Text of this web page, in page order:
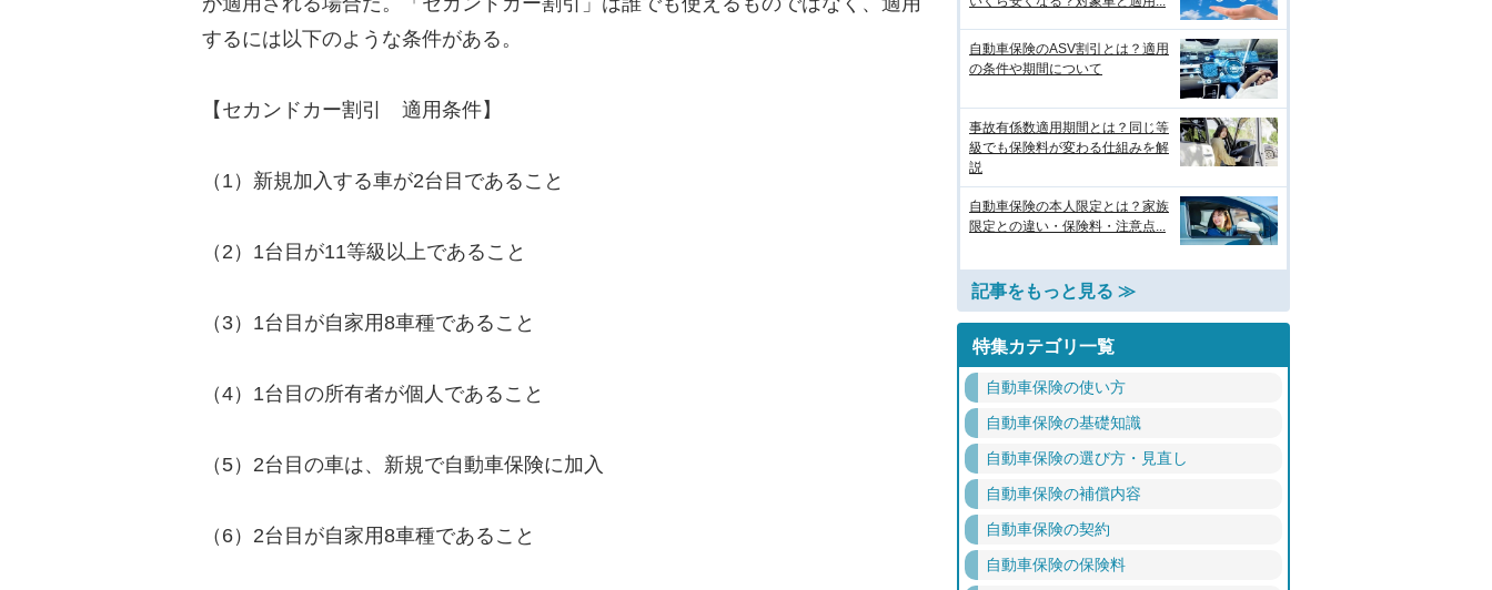
するには以下のような条件がある。
【セカンドカー割引 適用条件】
（1）新規加入する車が2台目であること
（2）1台目が11等級以上であること
（3）1台目が自家用8車種であること
（4）1台目の所有者が個人であること
（5）2台目の車は、新規で自動車保険に加入
（6）2台目が自家用8車種であること
自動車保険のASV割引とは？適用
の条件や期間について
事故有係数適用期間とは？同じ等
級でも保険料が変わる仕組みを解
説
自動車保険の本人限定とは？家族
限定との違い・保険料・注意点...
記事をもっと見る ≫
特集カテゴリ一覧
自動車保険の使い方
自動車保険の基礎知識
自動車保険の選び方・見直し
自動車保険の補償内容
自動車保険の契約
自動車保険の保険料